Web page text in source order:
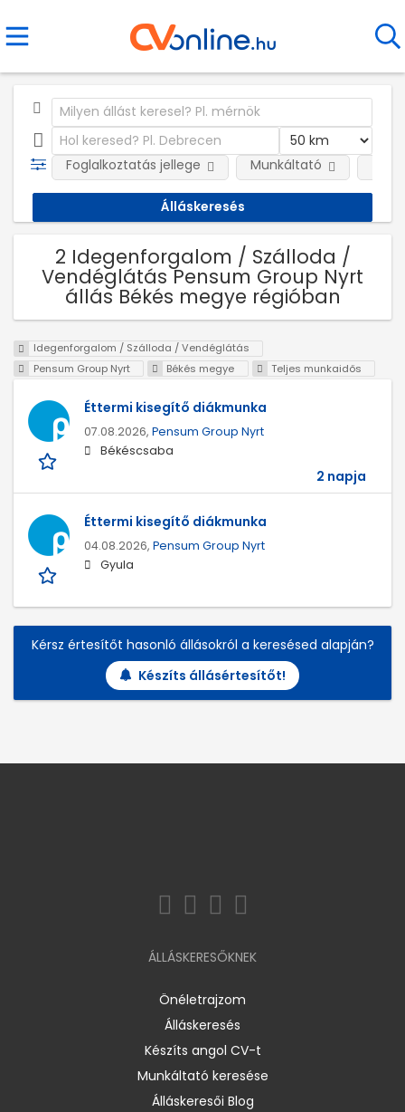
Foglalkoztatás jellege Munkáltató
2 Idegenforgalom / Szálloda /
Vendéglátás Pensum Group Nyrt
állás Békés megye régióban
Idegenforgalom / Szálloda / Vendéglátás
Pensum Group Nyrt
Békés megye Teljes munkaidős
Éttermi kisegítő diákmunka
07.08.2026, Pensum Group Nyrt
Békéscsaba
2 napja
Éttermi kisegítő diákmunka
04.08.2026, Pensum Group Nyrt
Gyula
Kérsz értesítőt hasonló állásokról a keresésed alapján?
Készíts állásértesítőt!
ÁLLÁSKERESŐKNEK
Önéletrajzom
Álláskeresés
Készíts angol CV-t
Munkáltató keresése
Álláskeresői Blog